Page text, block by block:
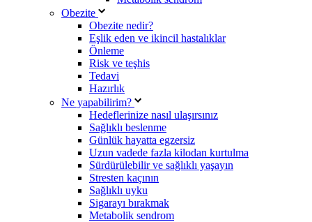
Obezite
Obezite nedir?
Eşlik eden ve ikincil hastalıklar
Önleme
Risk ve teşhis
Tedavi
Hazırlık
Ne yapabilirim?
Hedeflerinize nasıl ulaşırsınız
Sağlıklı beslenme
Günlük hayatta egzersiz
Uzun vadede fazla kilodan kurtulma
Sürdürülebilir ve sağlıklı yaşayın
Stresten kaçının
Sağlıklı uyku
Sigarayı bırakmak
Metabolik sendrom